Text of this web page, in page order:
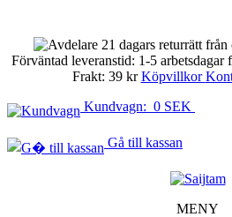
21 dagars returrätt från
Förväntad leveranstid: 1-5 arbetsdagar
Frakt: 39 krKöpvillkor
Kundvagn: 0 SEK
Gå till kassan
MENY